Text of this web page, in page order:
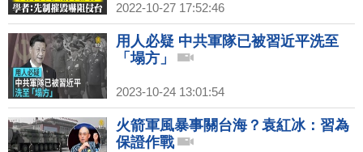
2022-10-27 17:52:46
用人必疑 中共軍隊已被習近平洗至
「塌方」
2023-10-24 13:01:54
火箭軍風暴事關台海？袁紅冰：習為
保證作戰